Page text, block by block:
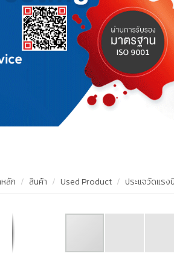
ลัก สินค้า Used Product ประแจวัดแร